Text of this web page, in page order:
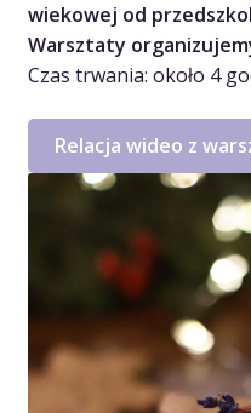
wiekowej od
Warsztaty
Czas trwania: około 4
Relacja wideo z